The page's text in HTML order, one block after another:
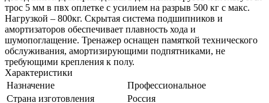
трос 5 мм в пвх оплетке с усилием на разрыв 500 кг с макс.
Нагрузкой – 800кг. Скрытая система подшипников и
амортизаторов обеспечивает плавность хода и
шумопоглащение. Тренажер оснащен памяткой технического
обслуживания, амортизирующими подпятниками, не
требующими крепления к полу.
Характеристики
Назначение
Профессиональное
Страна изготовления
Россия